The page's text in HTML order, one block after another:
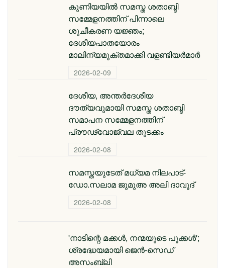
കുണിയയിൽ സമസ്ത ശതാബ്ദി
സമ്മേളനത്തിന് പിന്നാലെ
ശുചീകരണ യജ്ഞം;
ദേശീയപാതയോരം
മാലിന്യമുക്തമാക്കി വളണ്ടിയർമാർ
2026-02-09
ദേശീയ, അന്തര്‍ദേശീയ
ദൗത്യവുമായി സമസ്ത ശതാബ്ദി
സമാപന സമ്മേളനത്തിന്
പ്രൗഢ്വോജ്വല തുടക്കം
2026-02-08
സമസ്തയുടേത് മധ്യമ നിലപാട്-
ഡോ.സലാമ ജുമുഅ അലി ദാവൂദ്
2026-02-08
'നാടിന്റെ മക്കള്‍, നന്മയുടെ പൂക്കള്‍';
ശ്രദ്ധേയമായി ജെന്‍-സെഡ്
അസംബ്ലി